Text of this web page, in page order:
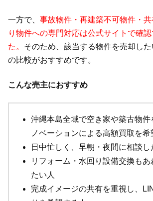
一方で、 事故物件・再建築不可物件・
り物件への専門対応は公式サイトで確
た。 そのため、該当する物件を売却し
の比較がおすすめです。
こんな売主におすすめ
沖縄本島全域で空き家や築古物件
ノベーションによる高額買取を希
日中忙しく、早朝・夜間に相談し
リフォーム・水回り設備交換もあ
たい人
完成イメージの共有を重視し、